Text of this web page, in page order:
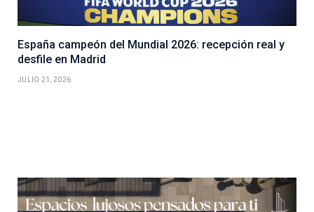
España campeón del Mundial 2026: recepción real y
desfile en Madrid
JULIO 21, 2026